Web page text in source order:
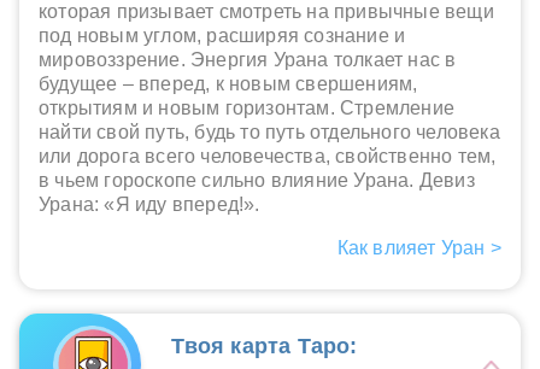
которая призывает смотреть на привычные вещи
под новым углом, расширяя сознание и
мировоззрение. Энергия Урана толкает нас в
будущее – вперед, к новым свершениям,
открытиям и новым горизонтам. Стремление
найти свой путь, будь то путь отдельного человека
или дорога всего человечества, свойственно тем,
в чьем гороскопе сильно влияние Урана. Девиз
Урана: «Я иду вперед!».
Как влияет Уран >
Твоя карта Таро: